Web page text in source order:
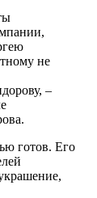
не
–
готов. Его